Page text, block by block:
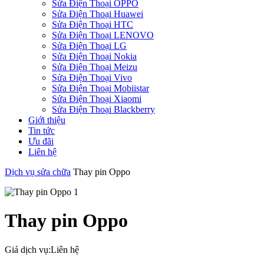
Sửa Điện Thoại OPPO
Sửa Điện Thoại Huawei
Sửa Điện Thoại HTC
Sửa Điện Thoại LENOVO
Sửa Điện Thoại LG
Sửa Điện Thoại Nokia
Sửa Điện Thoại Meizu
Sửa Điện Thoại Vivo
Sửa Điện Thoại Mobiistar
Sửa Điện Thoại Xiaomi
Sửa Điện Thoại Blackberry
Giới thiệu
Tin tức
Ưu đãi
Liên hệ
Dịch vụ sửa chữa Thay pin Oppo
Thay pin Oppo
Giá dịch vụ:Liên hệ